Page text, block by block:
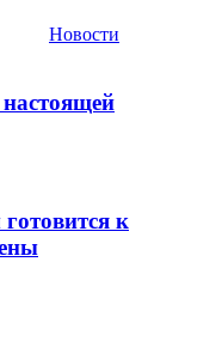
Новости
к